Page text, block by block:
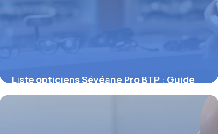
Liste opticiens Sévéane Pro BTP : Guide
complet 2026